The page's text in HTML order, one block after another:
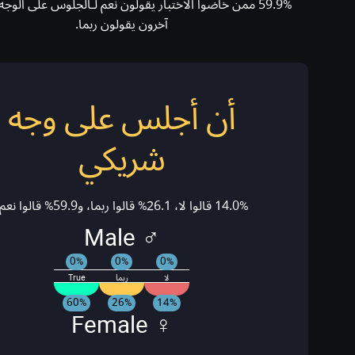
آخرون يقولون ربما.
أن أجلس على وجه
شريكي
14.0% قالوا لا، 26.1% قالوا ربما، و59.9% قالوا نعم!
♂ Male
لا
0%
ربما
0%
True
0%
14%
26%
60% ♀ Female